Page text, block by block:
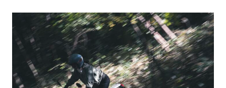
#NEW VINTAGE #マイナーグッド図鑑
#路地裏てぃーん。 #MONTHLY JOURNAL
#GH 銘品の所以 #フイナムのYouTube
#Commune H #FOCUS IT #AH.H
#ととけん #FASHION #MUSIC #MOVIE